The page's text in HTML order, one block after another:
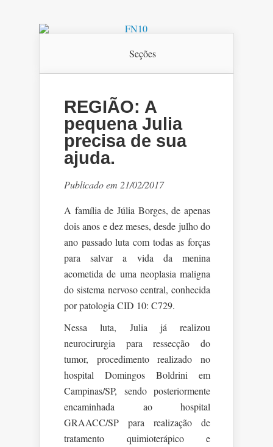
Seções
REGIÃO: A
pequena Julia
precisa de sua
ajuda.
Publicado em 21/02/2017
A família de Júlia Borges, de apenas
dois anos e dez meses, desde julho do
ano passado luta com todas as forças
para salvar a vida da menina
acometida de uma neoplasia maligna
do sistema nervoso central, conhecida
por patologia CID 10: C729.
Nessa luta, Julia já realizou
neurocirurgia para ressecção do
tumor, procedimento realizado no
hospital Domingos Boldrini em
Campinas/SP, sendo posteriormente
encaminhada ao hospital
GRAACC/SP para realização de
tratamento quimioterápico e